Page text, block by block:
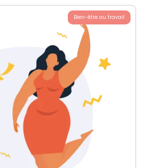
Bien-être au travail